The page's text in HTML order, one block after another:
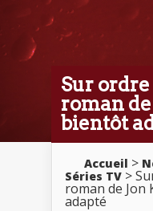
Sur ordre
roman
bientôt
Accueil >
Séries TV >
roman de
adapté